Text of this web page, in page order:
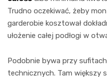
Trudno oczekiwać, żeby
garderobie kosztował
ułożenie całej podłogi w
Podobnie bywa przy
technicznych. Tam większy